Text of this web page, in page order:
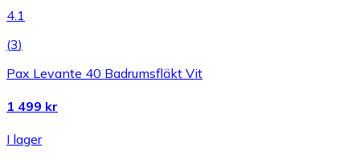
4.1
(3)
Pax Levante 40 Badrumsfläkt Vit
1 499 kr
I lager